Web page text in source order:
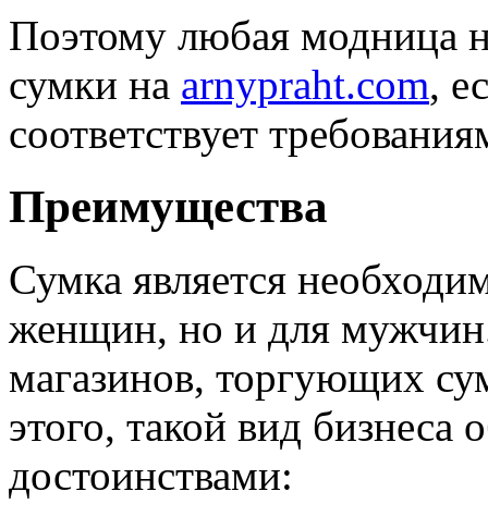
Поэтому любая модница
сумки на arnypraht.com,
соответствует
Преимущества
Сумка является
женщин, но и для
магазинов, торгующих
этого, такой вид бизнеса
достоинствами: